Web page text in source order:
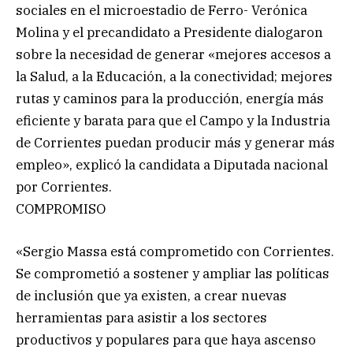
sociales en el microestadio de Ferro- Verónica
Molina y el precandidato a Presidente dialogaron
sobre la necesidad de generar «mejores accesos a
la Salud, a la Educación, a la conectividad; mejores
rutas y caminos para la producción, energía más
eficiente y barata para que el Campo y la Industria
de Corrientes puedan producir más y generar más
empleo», explicó la candidata a Diputada nacional
por Corrientes.
COMPROMISO
«Sergio Massa está comprometido con Corrientes.
Se comprometió a sostener y ampliar las políticas
de inclusión que ya existen, a crear nuevas
herramientas para asistir a los sectores
productivos y populares para que haya ascenso